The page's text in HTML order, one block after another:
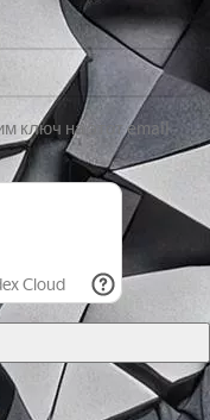
ключ на этот email